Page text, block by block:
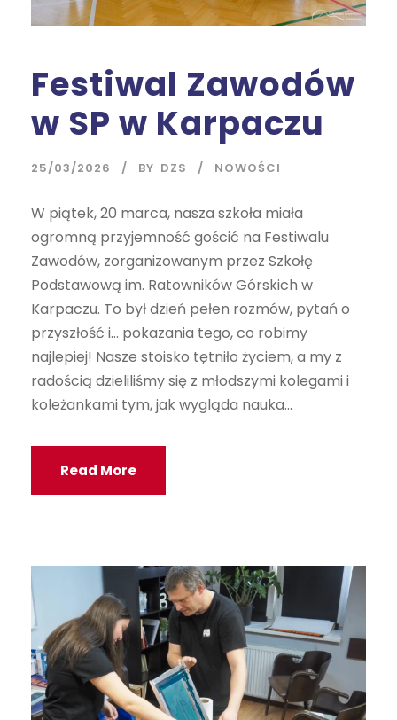
Festiwal Zawodów
w SP w Karpaczu
25/03/2026 BY DZS NOWOŚCI
W piątek, 20 marca, nasza szkoła miała
ogromną przyjemność gościć na Festiwalu
Zawodów, zorganizowanym przez Szkołę
Podstawową im. Ratowników Górskich w
Karpaczu. To był dzień pełen rozmów, pytań o
przyszłość i… pokazania tego, co robimy
najlepiej! Nasze stoisko tętniło życiem, a my z
radością dzieliliśmy się z młodszymi kolegami i
koleżankami tym, jak wygląda nauka...
Read More